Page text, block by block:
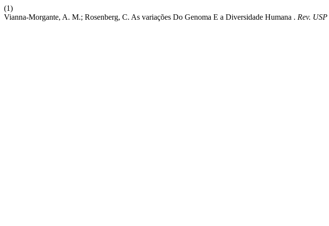
(1)
Vianna-Morgante, A. M.; Rosenberg, C. As variações Do Genoma E a Diversidade Humana . Rev. USP